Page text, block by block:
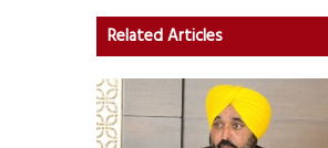
Related Articles